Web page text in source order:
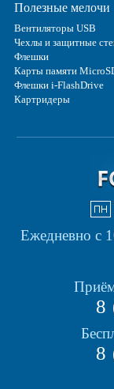
Полезные мелочи
Вентиляторы USB
Чехлы и защитные
Флешки
Карты памяти
Флешки i-FlashDrive
Картридеры
Ежедневно с
8
8